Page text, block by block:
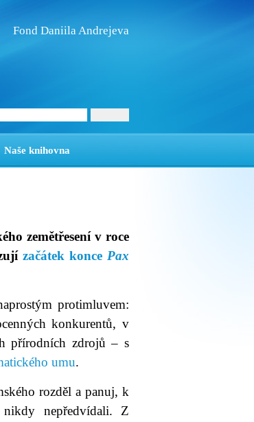
Fond Daniila Andrejeva
Naše knihovna
zemětřesení v roce
začátek konce Pax
protimluvem:
konkurentů, v
přírodních zdrojů – s
umu.
rozděl a panuj, k
nepředvídali. Z